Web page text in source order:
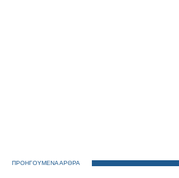
ΠΡΟΗΓΟΥΜΕΝΑ ΑΡΘΡΑ